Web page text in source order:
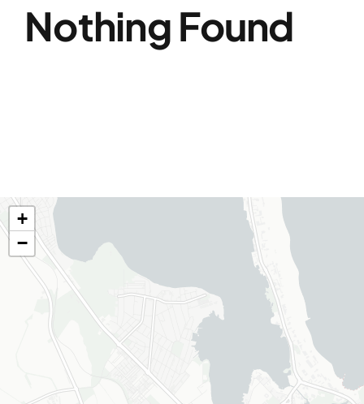
Evenimente
Nothing Found
+
−